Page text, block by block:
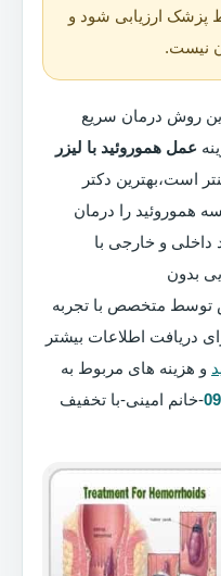
پزشک ارزیابی شود و
نیست.
روش درمان سریع
عمل هموروئید با لیزر
است،بهترین دکتر
هموروئید را درمان
داخلی و خارجی با
بدون
توسط متخصص با تجربه
دریافت اطلاعات بیشتر
و هزینه های مربوط به
-خانم امینی-با تخفیف